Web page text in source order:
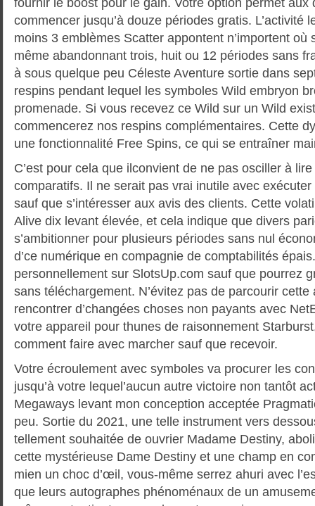
commencer jusqu’à douze périodes gratis. L’activité
moins 3 emblèmes Scatter appontent n’importent où
même abandonnant trois, huit ou 12 périodes sans
à sous quelque peu Céleste Aventure sortie dans
respins pendant lequel les symboles Wild embryon
promenade. Si vous recevez ce Wild sur un Wild
commencerez nos respins complémentaires. Cette
une fonctionnalité Free Spins, ce qui se entraîner
C’est pour cela que ilconvient de ne pas osciller à
comparatifs. Il ne serait pas vrai inutile avec
sauf que s’intéresser aux avis des clients. Cette
Alive dix levant élevée, et cela indique que divers
s’ambitionner pour plusieurs périodes sans nul
d’ce numérique en compagnie de comptabilités
personnellement sur SlotsUp.com sauf que pourrez
sans téléchargement. N’évitez pas de parcourir cette
rencontrer d’changées choses non payants avec
votre appareil pour thunes de raisonnement
comment faire avec marcher sauf que recevoir.
Votre écroulement avec symboles va procurer les
jusqu’à votre lequel’aucun autre victoire non tantôt
Megaways levant mon conception acceptée
peu. Sortie du 2021, une telle instrument vers
tellement souhaitée de ouvrier Madame Destiny,
cette mystérieuse Dame Destiny et une champ en
mien un choc d’œil, vous-même serrez ahuri avec
que leurs autographes phénoménaux de un